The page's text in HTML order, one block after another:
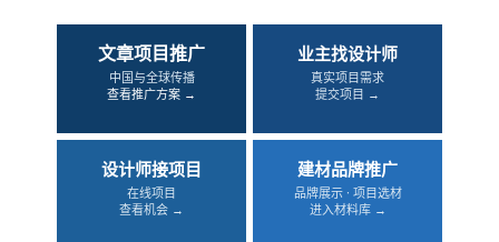
文章项目推广
中国与全球传播
查看推广方案 →
业主找设计师
真实项目需求
提交项目 →
设计师接项目
在线项目
查看机会 →
建材品牌推广
品牌展示 · 项目选材
进入材料库 →